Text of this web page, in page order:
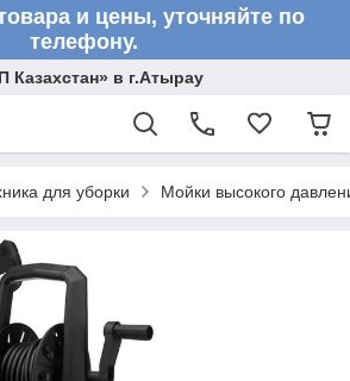
и цены, уточняйте по
телефону.
в г.Атырау
для уборки Мойки высокого